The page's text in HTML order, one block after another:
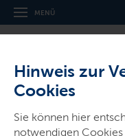
Hinweis zur
Cookies
Sie können hier
notwendigen Cookies
MENÜ